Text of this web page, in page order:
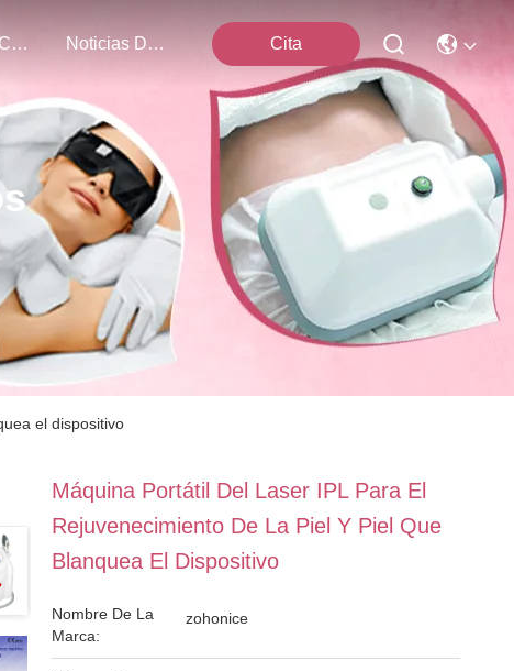
Contacta Con Nosotros Noticias De La Compañía Cita
el dispositivo
Máquina Portátil Del Laser IPL Para El
Rejuvenecimiento De La Piel Y Piel Que
Blanquea El Dispositivo
Nombre De La
Marca:
zohonice